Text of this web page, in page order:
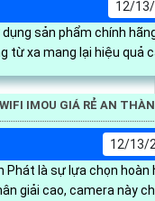
12/13/
sản phẩm chính
việc bảo vệ an ninh và quản lý cửa hàng từ
IMOU GIÁ RẺ AN
12/13/
Phát là sự lựa chọn
giải cao, camera này